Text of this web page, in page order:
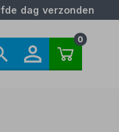
dag verzonden
0